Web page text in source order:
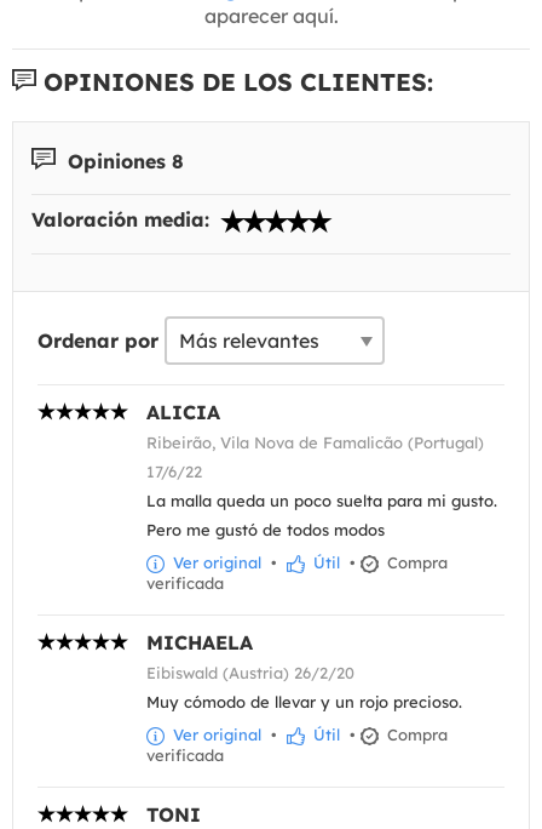
aparecer aquí.
OPINIONES DE LOS CLIENTES:
Opiniones 8
Valoración media:
Ordenar por
ALICIA
Ribeirão, Vila Nova de Famalicão (Portugal)
17/6/22
La malla queda un poco suelta para mi gusto.
Pero me gustó de todos modos
Ver original • Útil •
Compra
verificada
MICHAELA
Eibiswald (Austria) 26/2/20
Muy cómodo de llevar y un rojo precioso.
Ver original • Útil •
Compra
verificada
TONI